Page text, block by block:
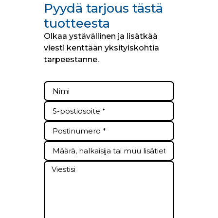
Pyydä tarjous tästä
tuotteesta
Olkaa ystävällinen ja lisätkää
viesti kenttään yksityiskohtia
tarpeestanne.